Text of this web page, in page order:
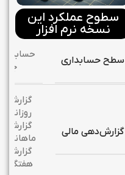
سطوح عملکرد این
نسخه نرم افزار
سطح حسابداری
گزارش‌دهی مالی
گزارش
روزانه,
گزارش
ماهانه,
گزارش
هفتگی